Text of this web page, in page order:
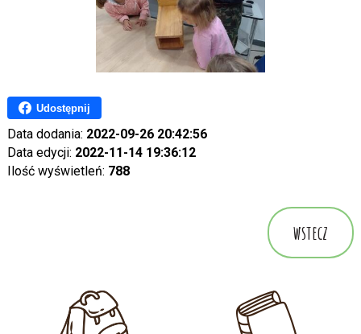
Udostępnij
Data dodania: 2022-09-26 20:42:56
Data edycji: 2022-11-14 19:36:12
Ilość wyświetleń: 788
wstecz